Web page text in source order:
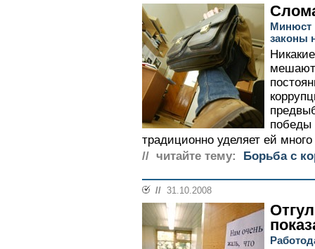
Минюст
законы
мешают
традиционно уделяет ей
// читайте тему:
Борьба с
// 31.10.2008